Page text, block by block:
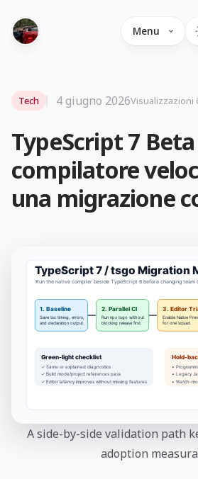
Menu
TypeScript 7
compilatore
una migrazione
Tech 4 giugno 2026Visualizzazioni
A side-by-side validation path
adoption